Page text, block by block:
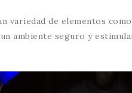
variedad de elementos
ambiente seguro y